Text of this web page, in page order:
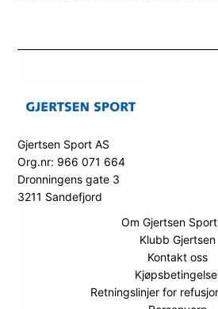
Gjertsen Sport AS
Org.nr: 966 071 664
Dronningens gate 3
3211 Sandefjord
Om Gjertsen Sport
Klubb Gjertsen
Kontakt oss
Retningslinjer for